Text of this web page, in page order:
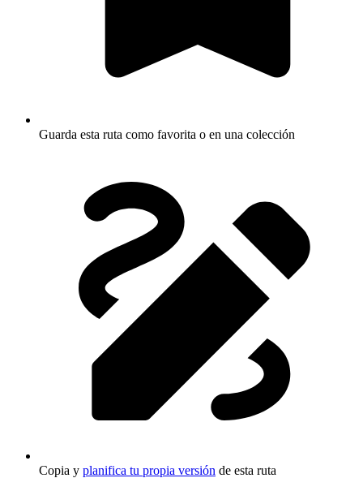
Guarda esta ruta como favorita o en una colección
Copia y planifica tu propia versión de esta ruta